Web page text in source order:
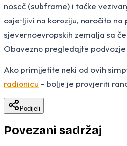
nosač (subframe) i tačke
osjetljivi na koroziju, naročito na
sjevernoevropskih zemalja sa
Obavezno pregledajte
Ako primijetite neki od ovih
radionicu - bolje je provjeriti
Podijeli
Povezani sadržaj